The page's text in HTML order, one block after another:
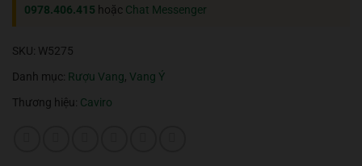
0978.406.415 hoặc Chat Messenger
SKU: W5275
Danh mục: Rượu Vang, Vang Ý
Thương hiệu: Caviro